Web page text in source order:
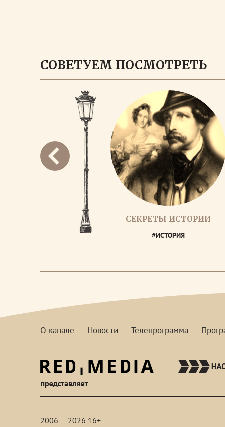
СОВЕТУЕМ ПОСМОТРЕТЬ
СЕКРЕТЫ ИСТОРИИ
#ИСТОРИЯ
О канале Новости Телепрограмма
2006 — 2026 16+